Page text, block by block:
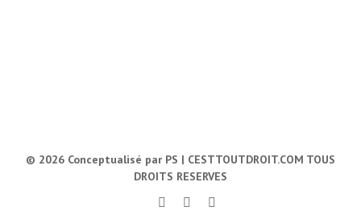
© 2026 Conceptualisé par PS | CESTTOUTDROIT.COM TOUS
DROITS RESERVES